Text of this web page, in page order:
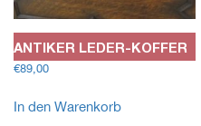
ANTIKER LEDER-KOFFER
€89,00
In den Warenkorb